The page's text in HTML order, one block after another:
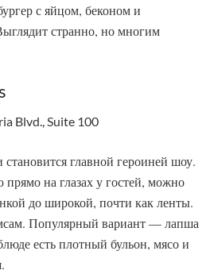
с яйцом, беконом и
странно, но многим
Blvd., Suite 100
главной героиней шоу.
на глазах у гостей, можно
до широкой, почти как ленты.
Популярный вариант — лапша
есть плотный бульон, мясо и